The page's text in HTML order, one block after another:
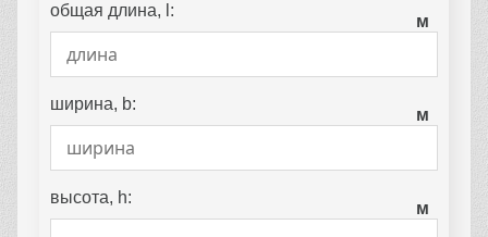
общая длина, l:
м
ширина, b:
м
высота, h:
м